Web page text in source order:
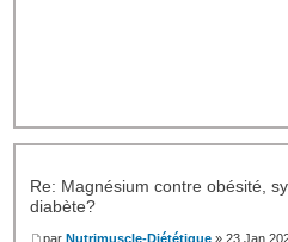
Re: Magnésium contre obésité,
diabète?
parNutrimuscle-Diététique » 23 Jan